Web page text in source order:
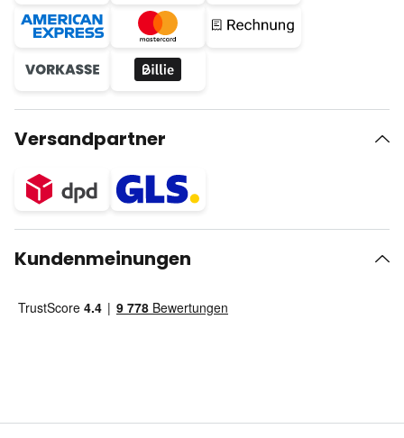
Versandpartner
Kundenmeinungen